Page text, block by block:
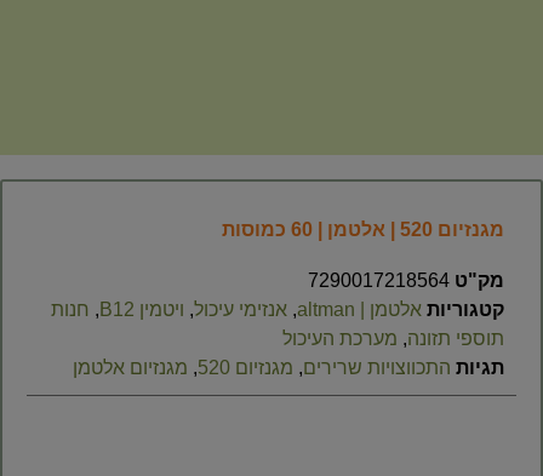
מגנזיום 520 | אלטמן | 60 כמוסות
מק"ט 7290017218564
קטגוריות אלטמן | altman , אנזימי עיכול, ויטמין B12 , חנות
תוספי תזונה, מערכת העיכול
תגיות התכווצויות שרירים, מגנזיום 520 , מגנזיום אלטמן